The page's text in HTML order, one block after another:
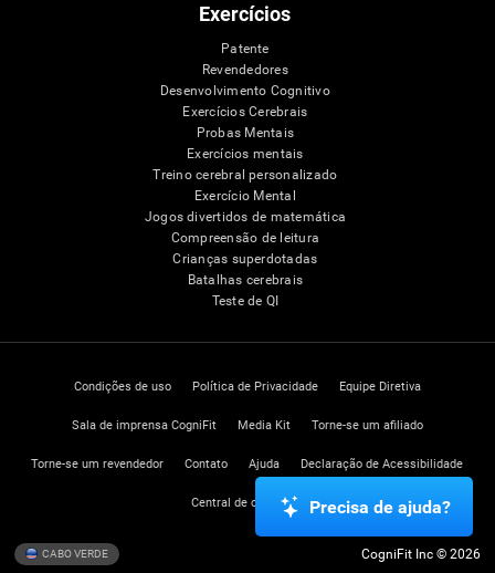
Exercícios
Patente
Revendedores
Desenvolvimento Cognitivo
Exercícios Cerebrais
Probas Mentais
Exercícios mentais
Treino cerebral personalizado
Exercício Mental
Jogos divertidos de matemática
Compreensão de leitura
Crianças superdotadas
Batalhas cerebrais
Teste de QI
Condições de uso Política de Privacidade Equipe Diretiva
Sala de imprensa CogniFit Media Kit Torne-se um afiliado
Torne-se um revendedor Contato Ajuda Declaração de Acessibilidade
Central de confiança
CABO VERDE CogniFit Inc © 2026
Precisa de ajuda?